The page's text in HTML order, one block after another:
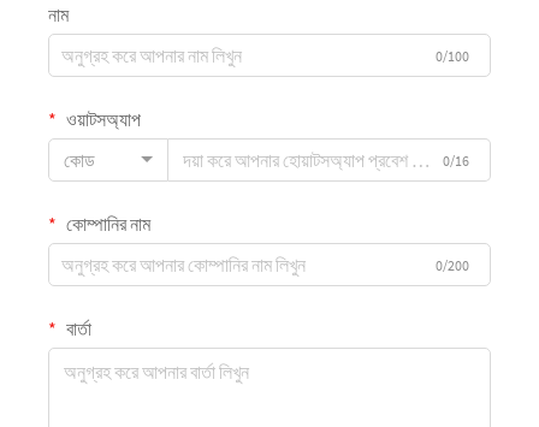
নাম
0/100
ওয়াটসঅ্যাপ
কোড
0/16
কোম্পানির নাম
0/200
বার্তা